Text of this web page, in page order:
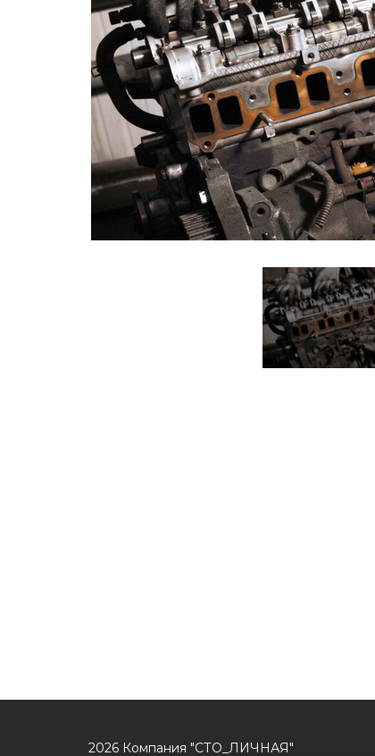
2026 Компания "СТО_ЛИЧНАЯ"